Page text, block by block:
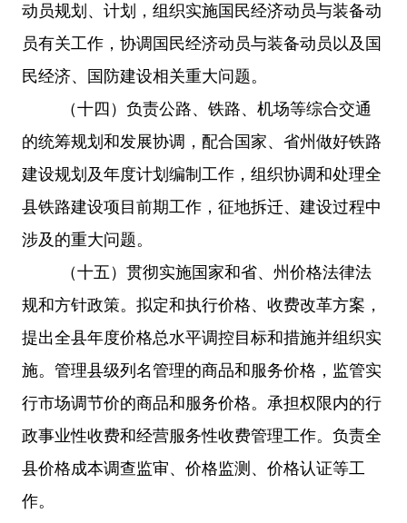
动员规划、计划，组织实施国民经济动员与装备动
员有关工作，协调国民经济动员与装备动员以及国
民经济、国防建设相关重大问题。
（十四）负责公路、铁路、机场等综合交通
的统筹规划和发展协调，配合国家、省州做好铁路
建设规划及年度计划编制工作，组织协调和处理全
县铁路建设项目前期工作，征地拆迁、建设过程中
涉及的重大问题。
（十五）贯彻实施国家和省、州价格法律法
规和方针政策。拟定和执行价格、收费改革方案，
提出全县年度价格总水平调控目标和措施并组织实
施。管理县级列名管理的商品和服务价格，监管实
行市场调节价的商品和服务价格。承担权限内的行
政事业性收费和经营服务性收费管理工作。负责全
县价格成本调查监审、价格监测、价格认证等工
作。